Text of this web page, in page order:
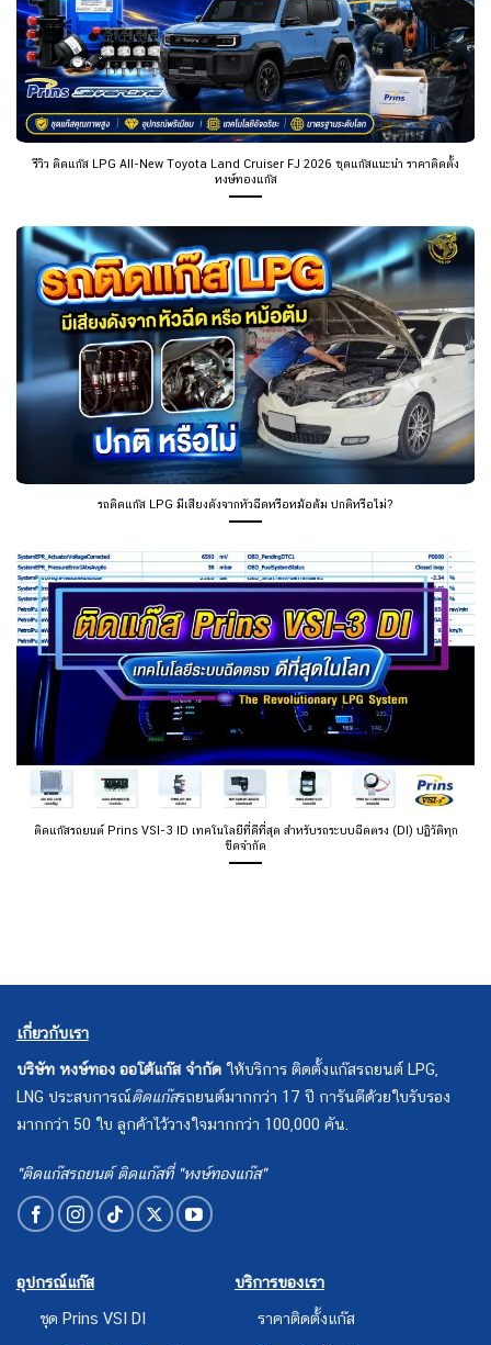
รีวิว ติดแก๊ส LPG All-New Toyota Land Cruiser FJ 2026 ชุดแก๊สแนะนำ ราคาติดตั้ง
หงษ์ทองแก๊ส
รถติดแก๊ส LPG มีเสียงดังจากหัวฉีดหรือหม้อต้ม ปกติหรือไม่?
ติดแก๊สรถยนต์ Prins VSI-3 ID เทคโนโลยีที่ดีที่สุด สำหรับรถระบบฉีดตรง (DI) ปฏิวัติทุก
ขีดจำกัด
เกี่ยวกับเรา
บริษัท หงษ์ทอง ออโต้แก๊ส จำกัด ให้บริการ ติดตั้งแก๊สรถยนต์ LPG,
LNG ประสบการณ์ติดแก๊สรถยนต์มากกว่า 17 ปี การันตีด้วยใบรับรอง
มากกว่า 50 ใบ ลูกค้าไว้วางใจมากกว่า 100,000 คัน.
"ติดแก๊สรถยนต์ ติดแก๊สที่ "หงษ์ทองแก๊ส"
อุปกรณ์แก๊ส
ชุด Prins VSI DI
บริการของเรา
ราคาติดตั้งแก๊ส